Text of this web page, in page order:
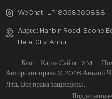
WeChat : LP18368360888
Адрес : Harbin Road, Baohe
Hefei City, Anhui
Блог Карта Сайта XML
Авторские права © 2026 Аньхой
Лтд.. Все права защищены .